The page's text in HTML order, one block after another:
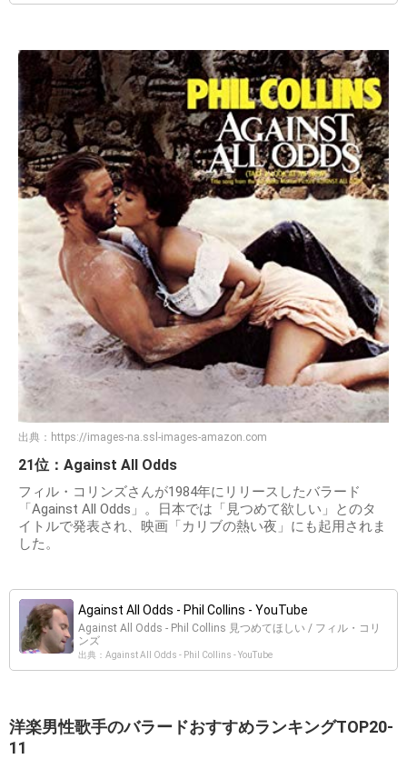
出典： https://images-na.ssl-images-amazon.com
21位：Against All Odds
フィル・コリンズさんが1984年にリリースしたバラード
「Against All Odds」。日本では「見つめて欲しい」とのタ
イトルで発表され、映画「カリブの熱い夜」にも起用されま
した。
Against All Odds - Phil Collins - YouTube
Against All Odds - Phil Collins 見つめてほしい / フィル・コリ
ンズ
出典：Against All Odds - Phil Collins - YouTube
洋楽男性歌手のバラードおすすめランキングTOP20-
11